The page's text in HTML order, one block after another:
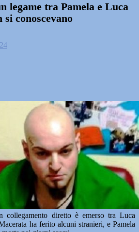
legame tra Pamela e Luca
conoscevano
collegamento diretto è emerso tra Luca
ha ferito alcuni stranieri, e Pamela